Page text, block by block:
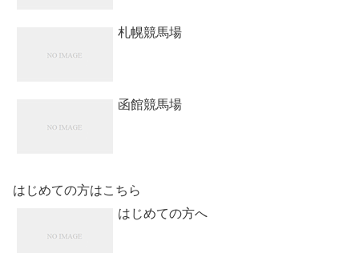
札幌競馬場
函館競馬場
はじめての方はこちら
はじめての方へ